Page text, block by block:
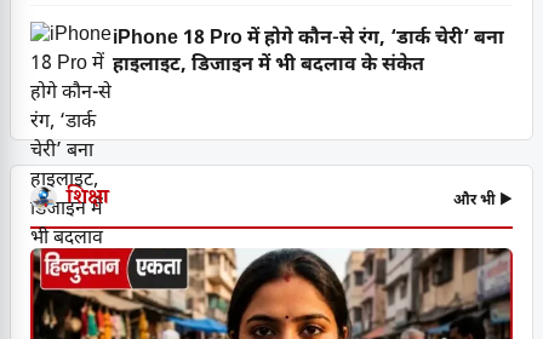
iPhone 18 Pro में होगे कौन-से रंग, ‘डार्क चेरी’ बना
हाइलाइट, डिजाइन में भी बदलाव के संकेत
शिक्षा और भी ▶